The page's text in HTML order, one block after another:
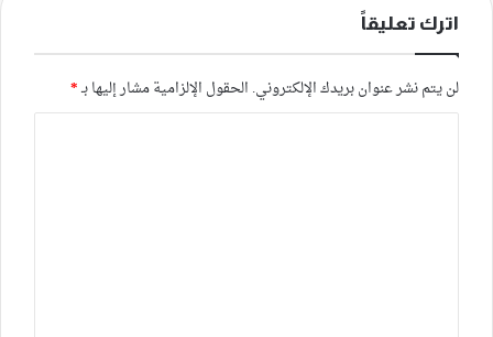
اترك تعليقاً
لن يتم نشر عنوان بريدك الإلكتروني. الحقول الإلزامية مشار إليها بـ*